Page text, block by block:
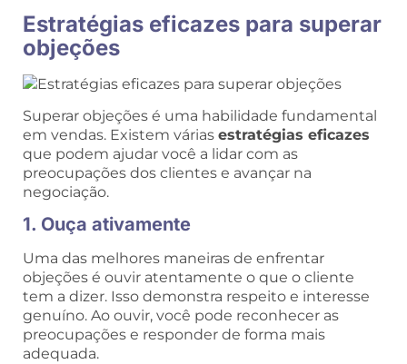
Estratégias eficazes para superar
objeções
Superar objeções é uma habilidade fundamental
em vendas. Existem várias estratégias eficazes
que podem ajudar você a lidar com as
preocupações dos clientes e avançar na
negociação.
1. Ouça ativamente
Uma das melhores maneiras de enfrentar
objeções é ouvir atentamente o que o cliente
tem a dizer. Isso demonstra respeito e interesse
genuíno. Ao ouvir, você pode reconhecer as
preocupações e responder de forma mais
adequada.